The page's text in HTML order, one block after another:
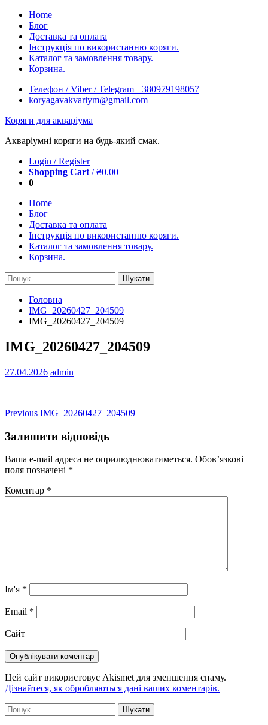
Skip
content
Home
Блог
Доставка та оплата
Інструкція по використанню коряги.
Каталог та замовлення товару.
Корзина.
Телефон / Viber / Telegram +380979198057
koryagavakvariym@gmail.com
Коряги для акваріума
Акваріумні коряги на будь-який смак.
Login / Register
Shopping Cart /₴0.00
0
Home
Блог
Доставка та оплата
Інструкція по використанню коряги.
Каталог та замовлення товару.
Корзина.
Пошук:
Головна
IMG_20260427_204509
IMG_20260427_204509
IMG_20260427_204509
27.04.2026 admin
Навігація
записів
Previous Previous
IMG_20260427_204509
Залишити відповідь
Ваша e-mail адреса не оприлюднюватиметься. Обов’язкові
поля позначені *
Коментар *
Ім'я *
Email *
Сайт
Цей сайт використовує Akismet для зменшення спаму.
Дізнайтеся, як обробляються дані ваших коментарів.
Пошук: